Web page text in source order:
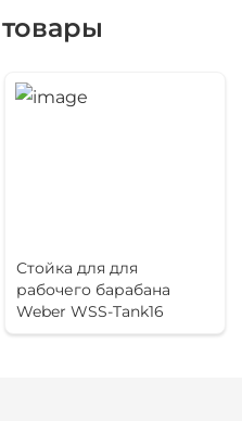
Стойка для для
рабочего барабана
Weber WSS-Tank16